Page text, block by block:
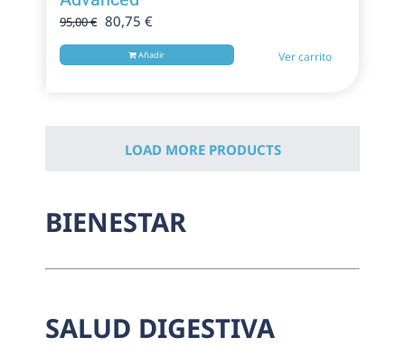
95,00€ El
precio
original
80,75 €El
precio
actual
Ver carrito
Añadir
LOAD MORE PRODUCTS
BIENESTAR
SALUD DIGESTIVA